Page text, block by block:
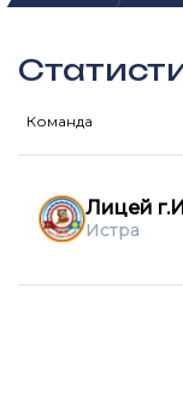
Команда
Лицей
Истра